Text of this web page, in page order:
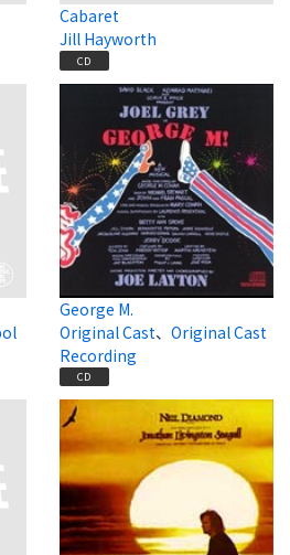
Cabaret
Jill Hayworth
CD
George M.
Original Cast、 Original Cast
Recording
CD